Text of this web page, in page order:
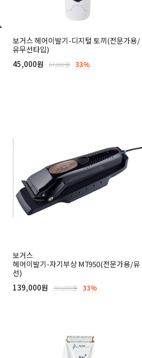
보거스 헤어이발기-디지털 토끼(전문가용/
유무선타입)
45,000원
67,000원 33%
보거스
헤어이발기-자기부상 MT950(전문가용/유
선)
139,000원
208,000원 33%